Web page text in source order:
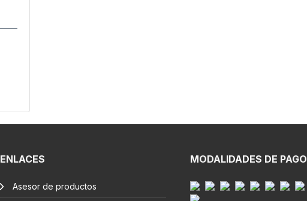
ENLACES
Asesor de productos
MODALIDADES DE PAGO